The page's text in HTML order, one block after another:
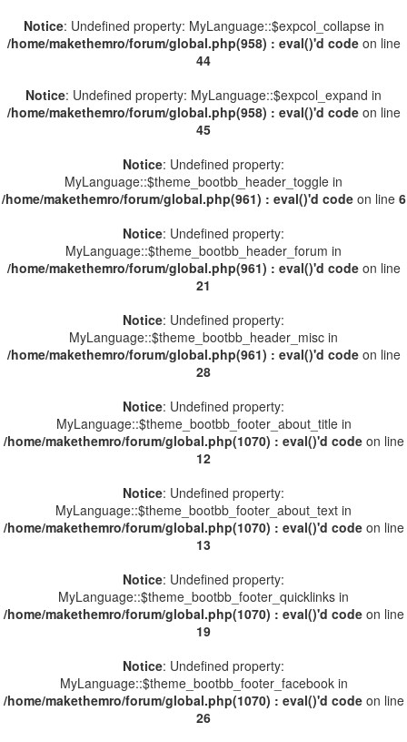
Notice: Undefined property: MyLanguage::$expcol_collapse in
/home/makethemro/forum/global.php(958) : eval()'d codeon line
44
Notice: Undefined property: MyLanguage::$expcol_expand in
/home/makethemro/forum/global.php(958) : eval()'d codeon line
45
Notice: Undefined property:
MyLanguage::$theme_bootbb_header_toggle in
/home/makethemro/forum/global.php(961) : eval()'d codeon line 6
Notice: Undefined property:
MyLanguage::$theme_bootbb_header_forum in
/home/makethemro/forum/global.php(961) : eval()'d codeon line
21
Notice: Undefined property:
MyLanguage::$theme_bootbb_header_misc in
/home/makethemro/forum/global.php(961) : eval()'d codeon line
28
Notice: Undefined property:
MyLanguage::$theme_bootbb_footer_about_title in
/home/makethemro/forum/global.php(1070) : eval()'d codeon line
12
Notice: Undefined property:
MyLanguage::$theme_bootbb_footer_about_text in
/home/makethemro/forum/global.php(1070) : eval()'d codeon line
13
Notice: Undefined property:
MyLanguage::$theme_bootbb_footer_quicklinks in
/home/makethemro/forum/global.php(1070) : eval()'d codeon line
19
Notice: Undefined property:
MyLanguage::$theme_bootbb_footer_facebook in
/home/makethemro/forum/global.php(1070) : eval()'d codeon line
26